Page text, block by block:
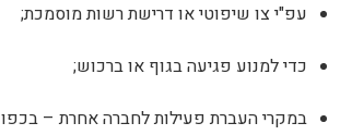
או דרישת רשות מוסמכת;
פגיעה בגוף או ברכוש;
פעילות לחברה אחרת – בכפוף להתחייבותה